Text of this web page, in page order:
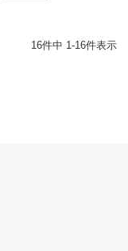
16件中 1-16件表示